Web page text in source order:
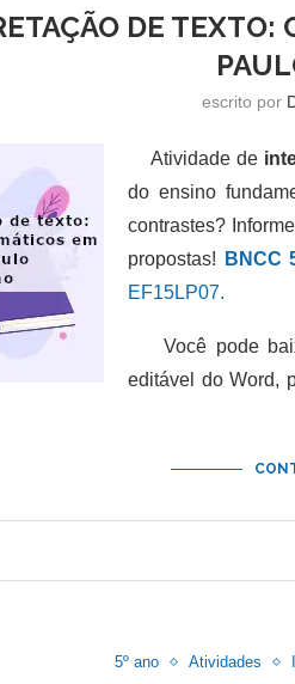
DE
escrito por
Atividade de
do ensino
contrastes?
propostas!
BNCC
EF15LP07.
Você pode
editável do Word,
5º ano Atividades